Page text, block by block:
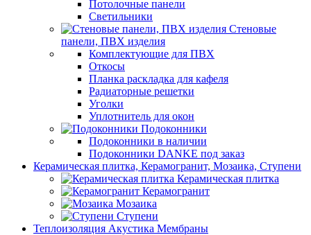
Потолочные панели
Светильники
Стеновые
панели, ПВХ изделия
Комплектующие для ПВХ
Откосы
Планка раскладка для кафеля
Радиаторные решетки
Уголки
Уплотнитель для окон
Подоконники
Подоконники в наличии
Подоконники DANKE под заказ
Керамическая плитка, Керамогранит, Мозаика, Ступени
Керамическая плитка
Керамогранит
Мозаика
Ступени
Теплоизоляция Акустика Мембраны